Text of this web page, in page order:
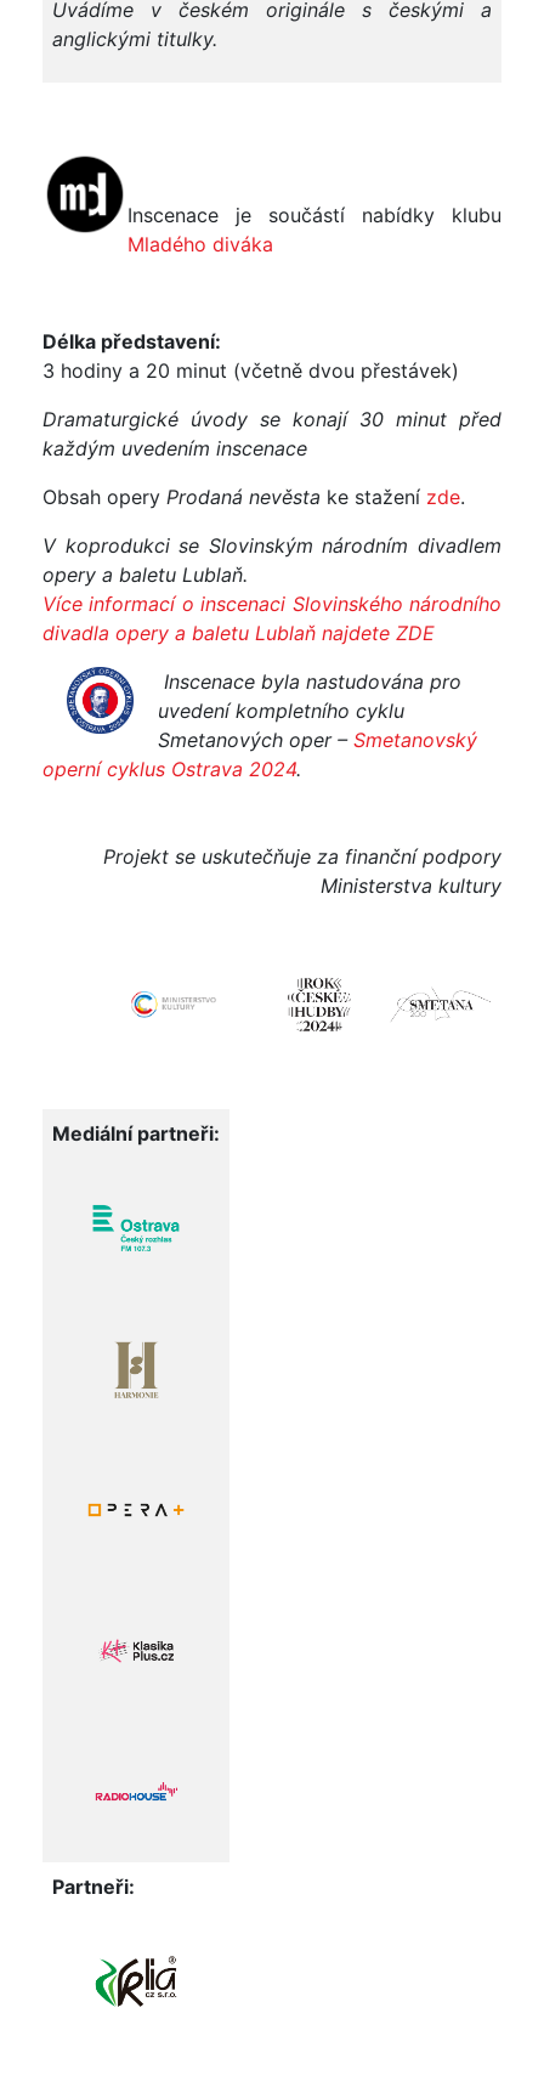
Uvádíme v českém originále s českými a
anglickými titulky.
Inscenace je součástí nabídky klubu
Mladého diváka
Délka představení:
3 hodiny a 20 minut (včetně dvou přestávek)
Dramaturgické úvody se konají 30 minut před
každým uvedením inscenace
Obsah opery Prodaná nevěsta ke stažení zde.
V koprodukci se Slovinským národním divadlem
opery a baletu Lublaň.
Více informací o inscenaci Slovinského národního
divadla opery a baletu Lublaň najdete ZDE
Inscenace byla nastudována pro
uvedení kompletního cyklu
Smetanových oper – Smetanovský
operní cyklus Ostrava 2024.
Projekt se uskutečňuje za finanční podpory
Ministerstva kultury
Mediální partneři:
Partneři: